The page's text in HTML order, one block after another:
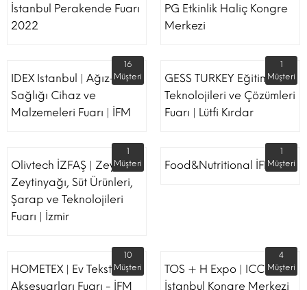
İstanbul Perakende Fuarı
2022
PG Etkinlik Haliç Kongre
Merkezi
IDEX Istanbul | Ağız-Diş
Sağlığı Cihaz ve
Malzemeleri Fuarı | İFM
16
Müşteri
GESS TURKEY Eğitim
Teknolojileri ve Çözümleri
Fuarı | Lütfi Kırdar
1
Müşteri
Olivtech İZFAŞ | Zeytin,
Zeytinyağı, Süt Ürünleri,
Şarap ve Teknolojileri
Fuarı | İzmir
1
Müşteri
Food&Nutritional İFM
1
Müşteri
HOMETEX | Ev Tekstili Ve
Aksesuarları Fuarı - İFM
10
Müşteri
TOS + H Expo | ICC -
İstanbul Kongre Merkezi
4
Müşteri